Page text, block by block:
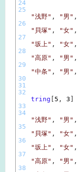
24
25
26
27
28
29
30
31
32
33
34
35
36
37
38
"浅野" , "男" ,
"貝塚" , "女" ,
"坂上" , "女" ,
"高原" , "男" ,
"中条" , "男" ,
tring
5 , 3
"浅野" , "男" ,
"貝塚" , "女" ,
"坂上" , "女" ,
"高原" , "男" ,